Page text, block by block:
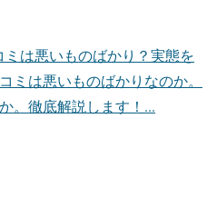
は悪いものばかり？実態を
ミは悪いものばかりなのか。
。徹底解説します！...